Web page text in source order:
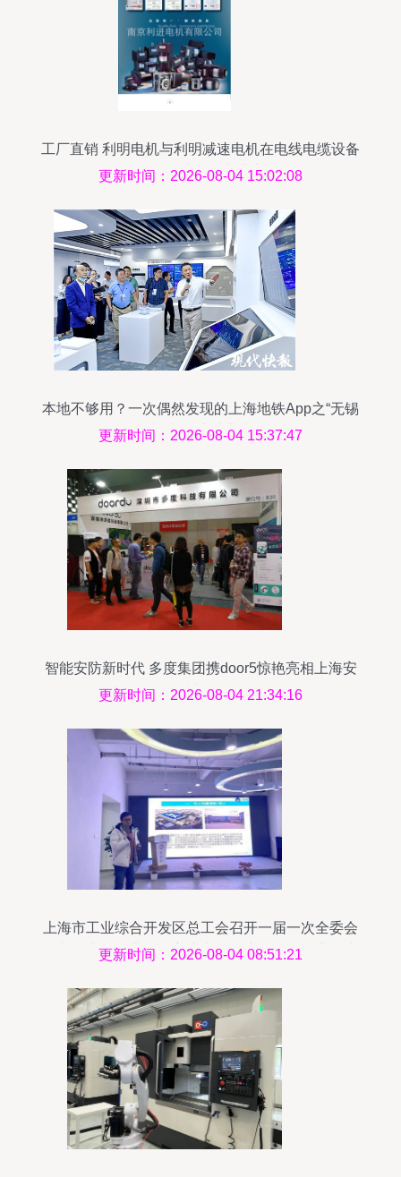
工厂直销 利明电机与利明减速电机在电线电缆设备
及面包机械中的专业应用
更新时间：2026-08-04 15:02:08
本地不够用？一次偶然发现的上海地铁App之“无锡
制造”震惊从业者
更新时间：2026-08-04 15:37:47
智能安防新时代 多度集团携door5惊艳亮相上海安
博会
更新时间：2026-08-04 21:34:16
上海市工业综合开发区总工会召开一届一次全委会
及基层非公企业工会主席考核会议，赋能企业技术
更新时间：2026-08-04 08:51:21